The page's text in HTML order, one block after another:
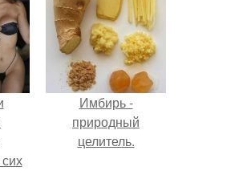
Имбирь -
природный
целитель.